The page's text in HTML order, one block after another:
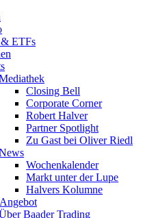
ETFs
Closing Bell
Corporate Corner
Robert Halver
Partner Spotlight
Zu Gast bei Oliver Riedl
Wochenkalender
Markt unter der Lupe
Halvers Kolumne
Baader Trading